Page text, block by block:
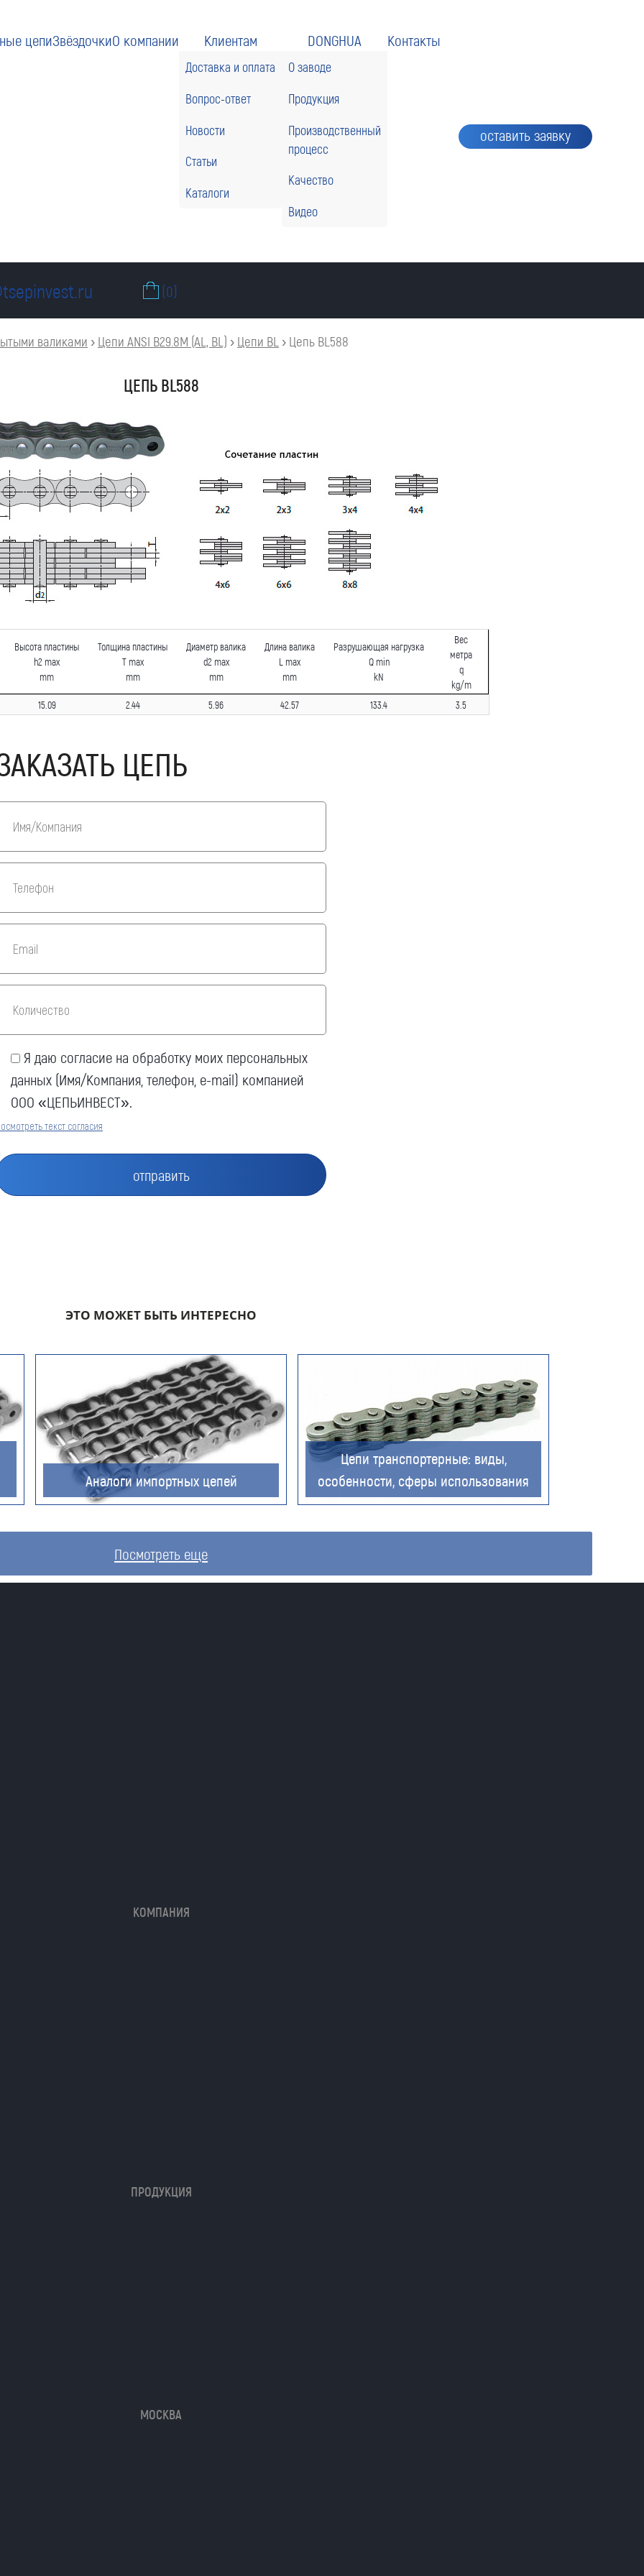
цепиЗвёздочкиО компании Клиентам
Доставка и оплата
Вопрос-ответ
Новости
Статьи
Каталоги
DONGHUA
О заводе
Продукция
Производственный
процесс
Качество
Видео
Контакты
оставить заявку
(0)
валиками › Цепи ANSI B29.8M (AL, BL) › Цепи BL › Цепь BL588
ЦЕПЬ BL588
Высота пластины
h2 max
mm
Толщина пластины
T max
mm
Диаметр валика
d2 max
mm
Длина валика
L max
mm
Разрушающая нагрузка
Q min
kN
Вес
метра
q
kg/m
15.09
2.44 5.96 42.57 133.4 3.5
ЦЕПЬ
Я даю согласие на обработку моих персональных
данных (Имя/Компания, телефон, e-mail) компанией
ООО «ЦЕПЬИНВЕСТ».
текст согласия
ЭТО МОЖЕТ БЫТЬ ИНТЕРЕСНО
Аналоги импортных цепей
Цепи транспортерные: виды,
особенности, сферы использования
Посмотреть еще
КОМПАНИЯ
ПРОДУКЦИЯ
МОСКВА
Номер телефона для связи (обязательно)
Ваш e-mail (обязательно)